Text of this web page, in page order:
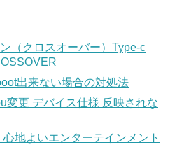
（クロスオーバー）Type-c
出来ない場合の対処法
変更 デバイス仕様 反映されな
地よいエンターテインメント